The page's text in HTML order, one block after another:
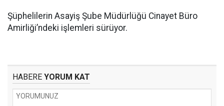
Şüphelilerin Asayiş Şube Müdürlüğü Cinayet Büro
Amirliği’ndeki işlemleri sürüyor.
HABERE YORUM KAT